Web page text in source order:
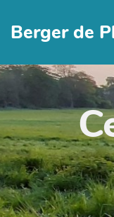
Berger de